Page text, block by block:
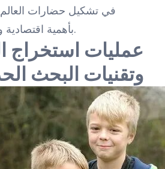
في تشكيل حضارات العالم
بأهمية اقتصادية وثقافية ودينية كبيرة.
عمليات استخراج
وتقنيات البحث